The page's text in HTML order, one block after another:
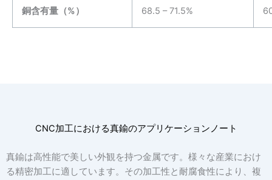
銅含有量（%） 68.5 – 71.5%
CNC加工における真鍮のアプリケーションノート
真鍮は高性能で美しい外観を持つ金属です。様々な産業におけ
る精密加工に適しています。その加工性と耐腐食性により、複